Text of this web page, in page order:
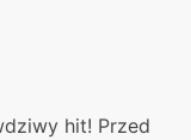
hit! Przed